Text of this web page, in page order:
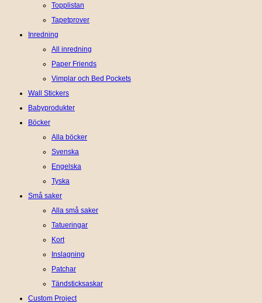
Topplistan
Tapetprover
Inredning
All inredning
Paper Friends
Vimplar och Bed Pockets
Wall Stickers
Babyprodukter
Böcker
Alla böcker
Svenska
Engelska
Tyska
Små saker
Alla små saker
Tatueringar
Kort
Inslagning
Patchar
Tändsticksaskar
Custom Project